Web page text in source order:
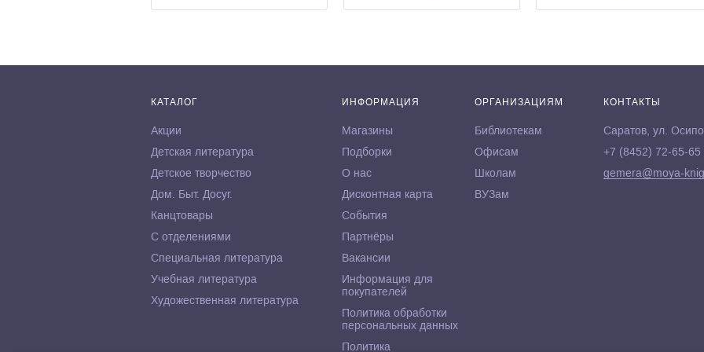
КАТАЛОГ
Акции
Детская литература
Детское творчество
Дом. Быт. Досуг.
Канцтовары
С отделениями
Специальная литература
Учебная литература
Художественная литература
ИНФОРМАЦИЯ
Магазины
Подборки
О нас
Дисконтная карта
События
Партнёры
Вакансии
Информация для
покупателей
Политика обработки
персональных данных
Политика
ОРГАНИЗАЦИЯМ
Библиотекам
Офисам
Школам
ВУЗам
КОНТАКТЫ
Саратов, ул.
+7 (8452) 72-65-65
gemera@moya-